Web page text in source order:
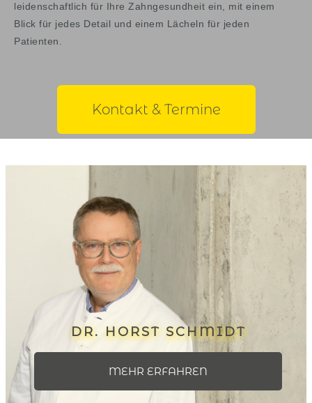
leidenschaftlich für Ihre Zahngesundheit ein, mit einem
Blick für jedes Detail und einem Lächeln für jeden
Patienten.
Kontakt & Termine
DR. HORST SCHMIDT
MEHR ERFAHREN